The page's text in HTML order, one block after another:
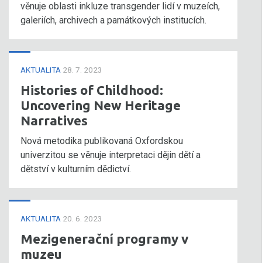
věnuje oblasti inkluze transgender lidí v muzeích,
galeriích, archivech a památkových institucích.
AKTUALITA 28. 7. 2023
Histories of Childhood:
Uncovering New Heritage
Narratives
Nová metodika publikovaná Oxfordskou
univerzitou se věnuje interpretaci dějin dětí a
dětství v kulturním dědictví.
AKTUALITA 20. 6. 2023
Mezigenerační programy v
muzeu